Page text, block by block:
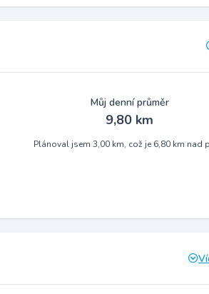
Můj denní průměr
9,80 km
Plánoval jsem 3,00 km, což je 6,80 km nad